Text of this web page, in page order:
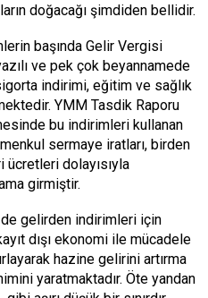
doğacağı şimdiden bellidir.
başında Gelir Vergisi
ve pek çok beyannamede
indirimi, eğitim ve sağlık
YMM Tasdik Raporu
bu indirimleri kullanan
sermaye iratları, birden
dolayısıyla
girmiştir.
gelirden indirimleri için
dışı ekonomi ile mücadele
hazine gelirini artırma
yaratmaktadır. Öte yandan